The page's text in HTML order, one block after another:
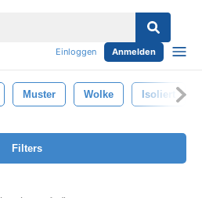
Einloggen Anmelden
Muster Wolke Isoliert
Filters